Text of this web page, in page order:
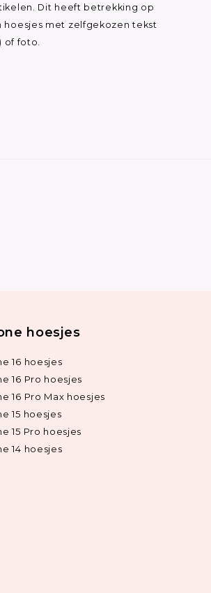
Dit heeft betrekking op
hoesjes met zelfgekozen tekst
of foto.
hoesjes
16 hoesjes
16 Pro hoesjes
16 Pro Max hoesjes
15 hoesjes
15 Pro hoesjes
14 hoesjes